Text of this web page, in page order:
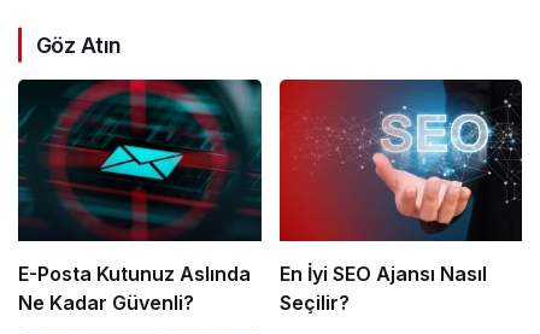
Göz Atın
E-Posta Kutunuz Aslında
Ne Kadar Güvenli?
En İyi SEO Ajansı Nasıl
Seçilir?